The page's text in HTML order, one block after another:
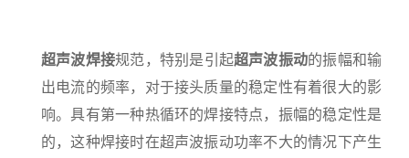
超声波焊接规范，特别是引起超声波振动的振幅和输
出电流的频率，对于接头质量的稳定性有着很大的影
响。具有第一种热循环的焊接特点，振幅的稳定性是
的，这种焊接时在超声波振动功率不大的情况下产生